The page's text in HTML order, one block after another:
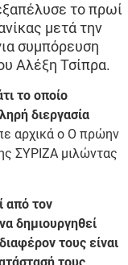
το πρωί
μετά την
συμπόρευση
Αλέξη Τσίπρα.
το οποίο
διεργασία
αρχικά ο Ο πρώην
ΣΥΡΙΖΑ μιλώντας
από τον
δημιουργηθεί
τους είναι